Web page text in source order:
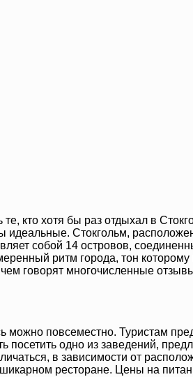
кто хотя бы раз отдыхал в
идеальные. Стокгольм,
собой 14 островов,
ритм города, тон которому
говорят многочисленные
повсеместно. Туристам
одно из заведений,
в зависимости от
ресторане. Цены на